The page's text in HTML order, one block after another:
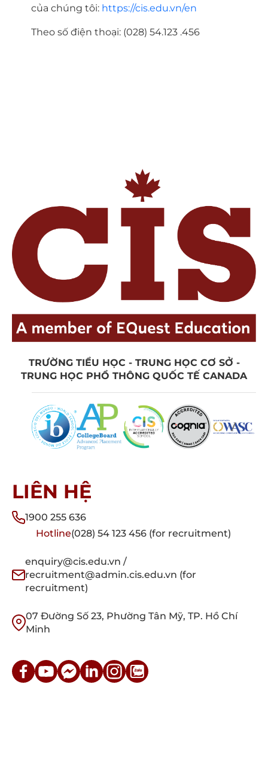
của chúng tôi: https://cis.edu.vn/en
Theo số điện thoại: (028) 54.123 .456
TRƯỜNG TIỂU HỌC - TRUNG HỌC CƠ SỞ -
TRUNG HỌC PHỔ THÔNG QUỐC TẾ CANADA
LIÊN HỆ
1900 255 636
Hotline(028) 54 123 456 (for recruitment)
enquiry@cis.edu.vn /
recruitment@admin.cis.edu.vn (for
recruitment)
07 Đường Số 23, Phường Tân Mỹ, TP. Hồ Chí
Minh